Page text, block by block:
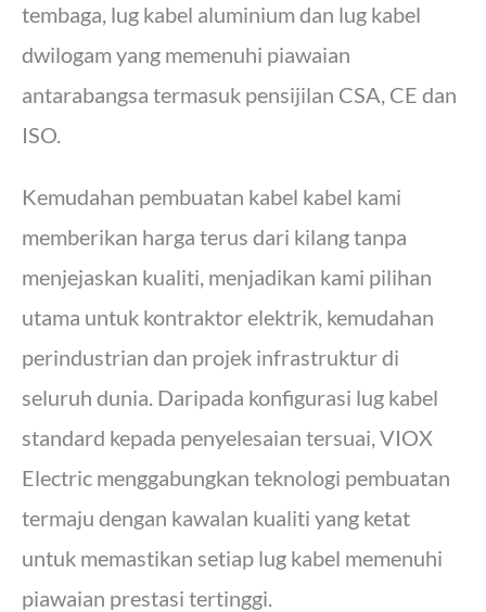
tembaga, lug kabel aluminium dan lug kabel
dwilogam yang memenuhi piawaian
antarabangsa termasuk pensijilan CSA, CE dan
ISO.
Kemudahan pembuatan kabel kabel kami
memberikan harga terus dari kilang tanpa
menjejaskan kualiti, menjadikan kami pilihan
utama untuk kontraktor elektrik, kemudahan
perindustrian dan projek infrastruktur di
seluruh dunia. Daripada konfigurasi lug kabel
standard kepada penyelesaian tersuai, VIOX
Electric menggabungkan teknologi pembuatan
termaju dengan kawalan kualiti yang ketat
untuk memastikan setiap lug kabel memenuhi
piawaian prestasi tertinggi.